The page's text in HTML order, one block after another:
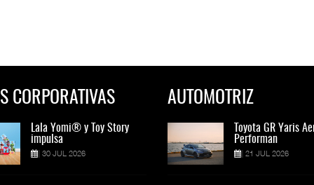
CORPORATIVAS
Lala Yomi® y Toy Story
impulsa
30 JUL 2026
Lala Yomi® y Toy
impulsa
30 JUL 2026
AUTOMOTRIZ
Toyota GR Yaris Aero
Performan
21 JUL 2026
Toyota GR Yaris
Performan
21 JUL 2026